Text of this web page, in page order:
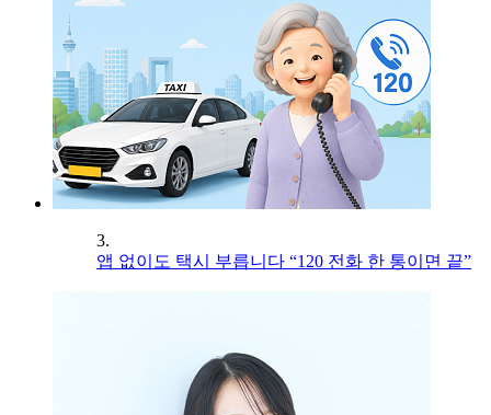
3.
앱 없이도 택시 부릅니다 “120 전화 한 통이면 끝”